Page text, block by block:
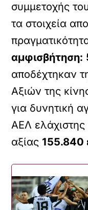
συμμετοχής
τα στοιχεία
αμφισβήτηση:
αποδέχτηκαν
Αξιών της
για δυνητική
ΑΕΛ ελάχιστης
αξίας 155.840